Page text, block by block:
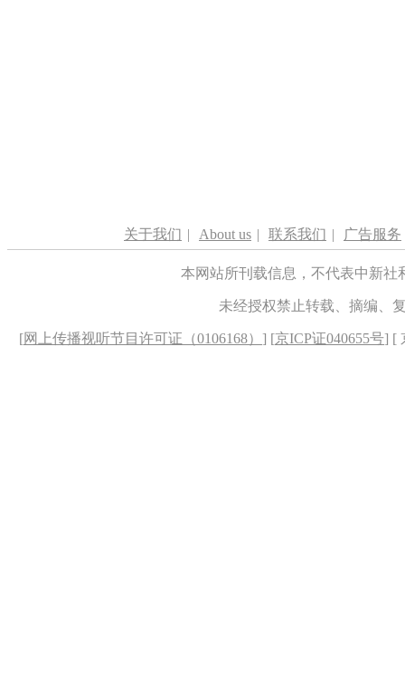
关于我们 | About us | 联系我们 | 广告服务
本网站所刊载信息，不代表中新
未经授权禁止转载、摘编、
[网上传播视听节目许可证（0106168） ] [京ICP证040655号] [